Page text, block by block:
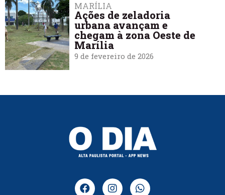
MARÍLIA
Ações de zeladoria
urbana avançam e
chegam à zona Oeste de
Marília
9 de fevereiro de 2026